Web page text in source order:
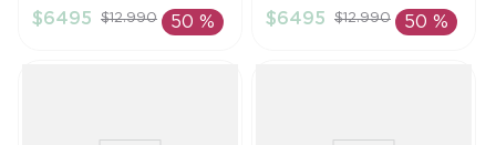
AÑADIR AL
$6495 $12.990 50 %
AÑADIR AL
$6495 $12.990 50 %